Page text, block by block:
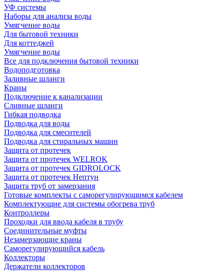
УФ системы
Наборы для анализа воды
Умягчение воды
Для бытовой техники
Для коттеджей
Умягчение воды
Все для подключения бытовой техники
Водоподготовка
Заливные шланги
Краны
Подключение к канализации
Сливные шланги
Гибкая подводка
Подводка для воды
Подводка для смесителей
Подводка для стиральных машин
Защита от протечек
Защита от протечек WELROK
Защита от протечек GIDROLOCK
Защита от протечек Нептун
Защита труб от замерзания
Готовые комплекты с саморегулирующимся кабелем
Комплектующие для системы обогрева труб
Контроллеры
Проходки для ввода кабеля в трубу
Соединительные муфты
Незамерзающие краны
Саморегулирующийся кабель
Коллекторы
Держатели коллекторов